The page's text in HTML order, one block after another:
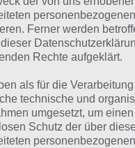
Lösung stimmt
die wir dir oben Sachen,
haben, nicht mehr aktuell
in den Kommentaren mit.
Antworten auf die zahlreichen
Da die Entwickler die
Ferner werden
Rechte aufgeklärt.
als für die
technische und
umgesetzt, um
Schutz der über